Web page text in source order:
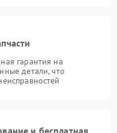
гарантия на
детали, что
и бесплатная